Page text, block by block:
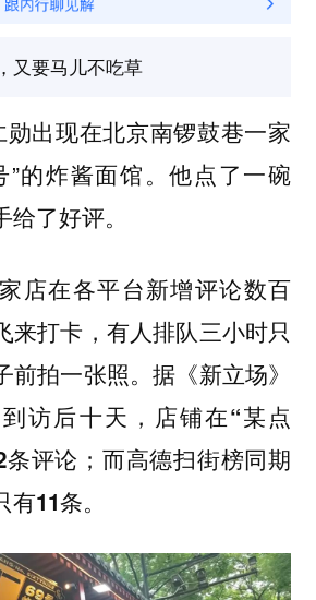
又要马儿不吃草
出现在北京南锣鼓巷一家
”的炸酱面馆。他点了一碗
了好评。
店在各平台新增评论数百
来打卡，有人排队三小时只
前拍一张照。据《新立场》
访后十天，店铺在“某点
评论；而高德扫街榜同期
11条。